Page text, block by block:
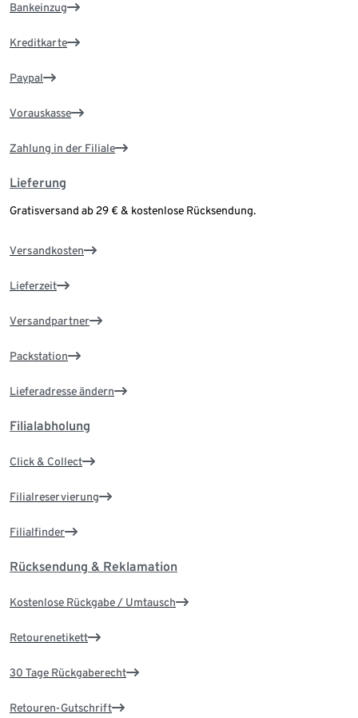
Bankeinzug
Kreditkarte
Paypal
Vorauskasse
Zahlung in der Filiale
Lieferung
Gratisversand ab 29 € & kostenlose Rücksendung.
Versandkosten
Lieferzeit
Versandpartner
Packstation
Lieferadresse ändern
Filialabholung
Click & Collect
Filialreservierung
Filialfinder
Rücksendung & Reklamation
Kostenlose Rückgabe / Umtausch
Retourenetikett
30 Tage Rückgaberecht
Retouren-Gutschrift